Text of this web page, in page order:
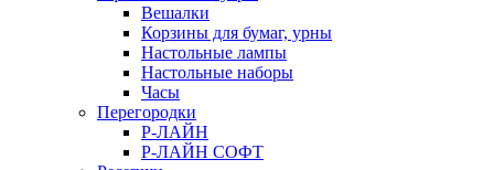
Вешалки
Корзины для бумаг, урны
Настольные лампы
Настольные наборы
Часы
Перегородки
Р-ЛАЙН
Р-ЛАЙН СОФТ